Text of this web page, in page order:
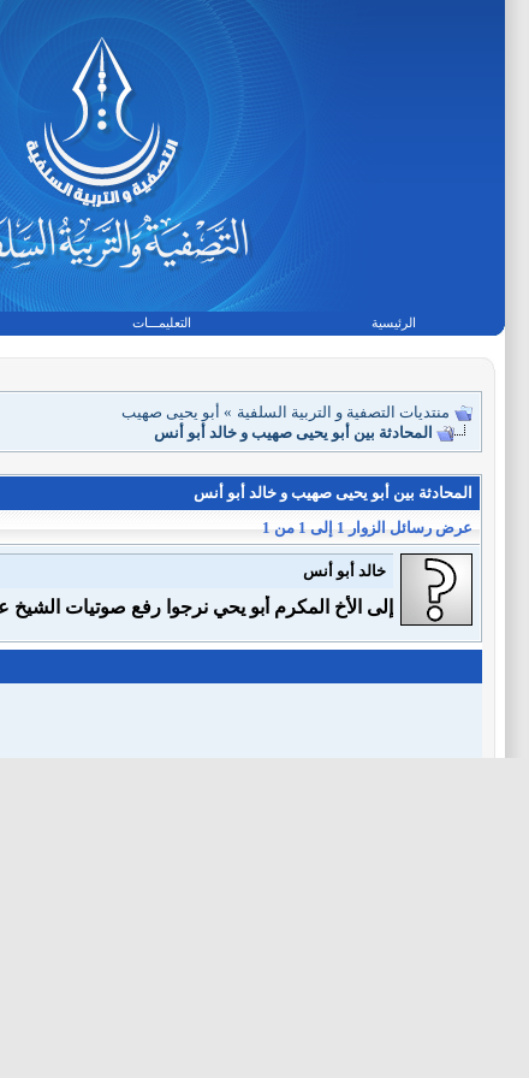
الرئيسية التعليمـــات
منتديات التصفية و التربية السلفية » أبو يحيى صهيب
المحادثة بين أبو يحيى صهيب و خالد أبو أنس
المحادثة بين أبو يحيى صهيب و خالد أبو أنس
عرض رسائل الزوار 1 إلى
1 من 1
خالد أبو أنس
إلى اﻷخ المكرم أبو يحي نرجوا رفع صوتيات الشيخ